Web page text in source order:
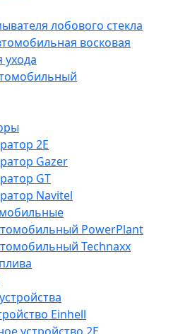
лобового стекла
восковая
ухода
2E
Gazer
GT
Navitel
PowerPlant
Technaxx
Einhell